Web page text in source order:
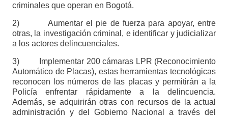
criminales que operan en Bogotá.
2) Aumentar el pie de fuerza para apoyar, entre
otras, la investigación criminal, e identificar y judicializar
a los actores delincuenciales.
3) Implementar 200 cámaras LPR (Reconocimiento
Automático de Placas), estas herramientas tecnológicas
reconocen los números de las placas y permitirán a la
Policía enfrentar rápidamente a la delincuencia.
Además, se adquirirán otras con recursos de la actual
administración y del Gobierno Nacional a través del